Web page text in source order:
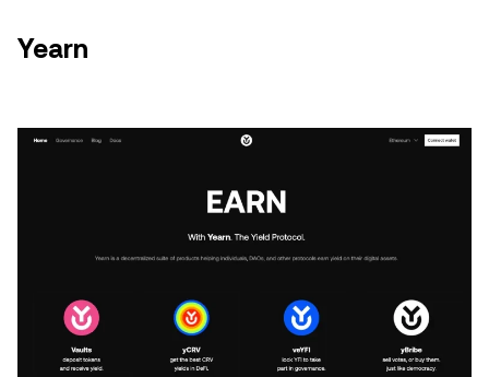
Yearn